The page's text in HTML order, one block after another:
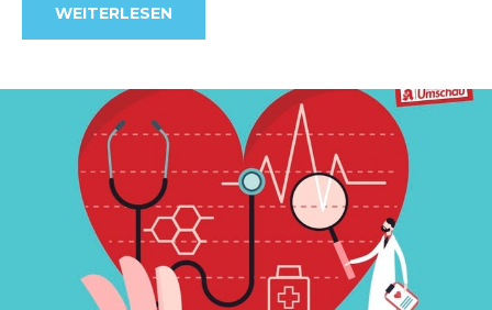
WEITERLESEN